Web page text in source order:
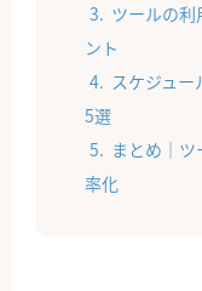
ツールの利
ント
スケジュ
5選
まとめ｜
率化